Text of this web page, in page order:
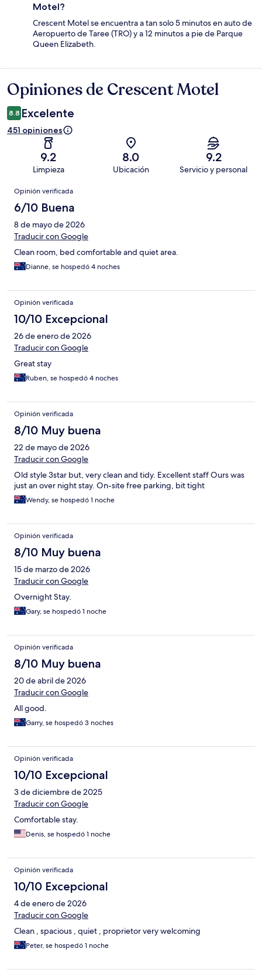
Motel?
Crescent Motel se encuentra a tan solo 5 minutos en auto de
Aeropuerto de Taree (TRO) y a 12 minutos a pie de Parque
Queen Elizabeth.
Opiniones
Opiniones de Crescent Motel
8.8 Excelente
451 opiniones
9.2
Limpieza
8.0
Ubicación
9.2
Servicio y personal
Opiniones
Opinión verificada
6/10 Buena
8 de mayo de 2026
Traducir con Google
Clean room, bed comfortable and quiet area.
Dianne, se hospedó 4 noches
Opinión verificada
10/10 Excepcional
26 de enero de 2026
Traducir con Google
Great stay
Ruben, se hospedó 4 noches
Opinión verificada
8/10 Muy buena
22 de mayo de 2026
Traducir con Google
Old style 3star but, very clean and tidy. Excellent staff Ours was
just an over night stay. On-site free parking, bit tight
Wendy, se hospedó 1 noche
Opinión verificada
8/10 Muy buena
15 de marzo de 2026
Traducir con Google
Overnight Stay.
Gary, se hospedó 1 noche
Opinión verificada
8/10 Muy buena
20 de abril de 2026
Traducir con Google
All good.
Garry, se hospedó 3 noches
Opinión verificada
10/10 Excepcional
3 de diciembre de 2025
Traducir con Google
Comfortable stay.
Denis, se hospedó 1 noche
Opinión verificada
10/10 Excepcional
4 de enero de 2026
Traducir con Google
Clean , spacious , quiet , proprietor very welcoming
Peter, se hospedó 1 noche